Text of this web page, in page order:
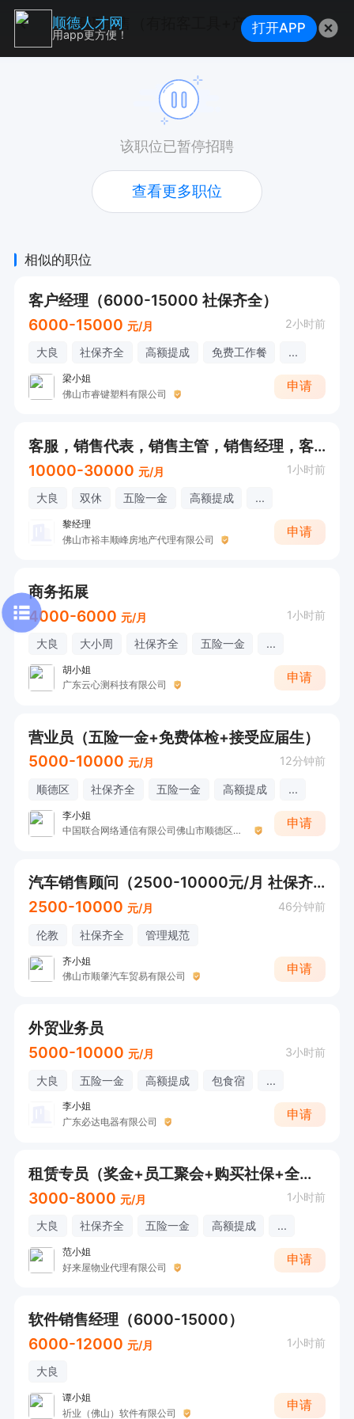
高级销售（有拓客工具+产品复购率高）
该职位已暂停招聘
查看更多职位
相似的职位
客户经理（6000-15000 社保齐全）
6000-15000 元/月 2小时前
大良 社保齐全 高额提成 免费工作餐 ...
梁小姐
佛山市睿键塑料有限公司
申请
客服，销售代表，销售主管，销售经理，客户跟进
10000-30000 元/月 1小时前
大良 双休 五险一金 高额提成 ...
黎经理
佛山市裕丰顺峰房地产代理有限公司
申请
商务拓展
4000-6000 元/月 1小时前
大良 大小周 社保齐全 五险一金 ...
胡小姐
广东云心测科技有限公司
申请
营业员（五险一金+免费体检+接受应届生）
5000-10000 元/月 12分钟前
顺德区 社保齐全 五险一金 高额提成 ...
李小姐
中国联合网络通信有限公司佛山市顺德区分公司
申请
汽车销售顾问（2500-10000元/月 社保齐全）
2500-10000 元/月 46分钟前
伦教 社保齐全 管理规范
齐小姐
佛山市顺肇汽车贸易有限公司
申请
外贸业务员
5000-10000 元/月 3小时前
大良 五险一金 高额提成 包食宿 ...
李小姐
广东必达电器有限公司
申请
租赁专员（奖金+员工聚会+购买社保+全勤+每年国内外旅游）
3000-8000 元/月 1小时前
大良 社保齐全 五险一金 高额提成 ...
范小姐
好来屋物业代理有限公司
申请
软件销售经理（6000-15000）
6000-12000 元/月 1小时前
大良
谭小姐
祈业（佛山）软件有限公司
申请
顺德人才网
用app更方便！ 打开APP